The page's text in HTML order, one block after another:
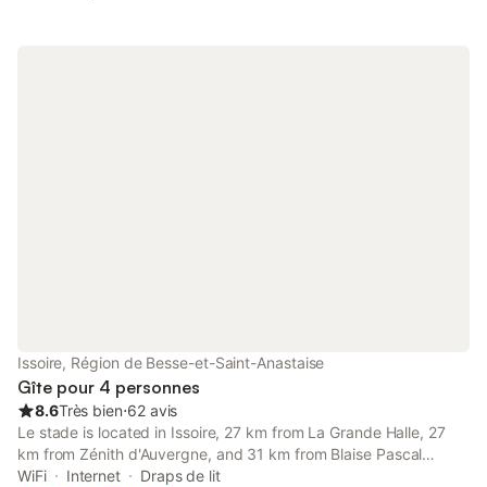
Issoire, Région de Besse-et-Saint-Anastaise
Gîte pour 4 personnes
8.6Très bien⋅62 avis
Le stade is located in Issoire, 27 km from La Grande Halle, 27
km from Zénith d'Auvergne, and 31 km from Blaise Pascal
University.
WiFi Internet
Draps de lit